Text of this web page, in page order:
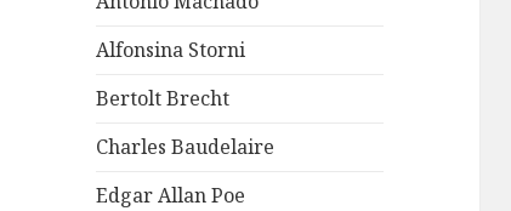
Alfonsina Storni
Bertolt Brecht
Charles Baudelaire
Edgar Allan Poe